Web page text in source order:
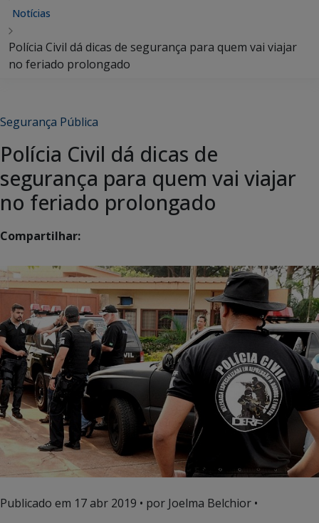
Notícias
Polícia Civil dá dicas de segurança para quem vai viajar
no feriado prolongado
Segurança Pública
Polícia Civil dá dicas de
segurança para quem vai viajar
no feriado prolongado
Compartilhar:
Publicado em 17 abr 2019 • por Joelma Belchior •